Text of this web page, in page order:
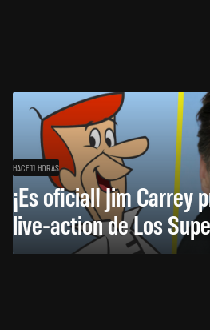
HACE 11 HORAS
¡Es oficial! Jim Carrey
live-action de Los